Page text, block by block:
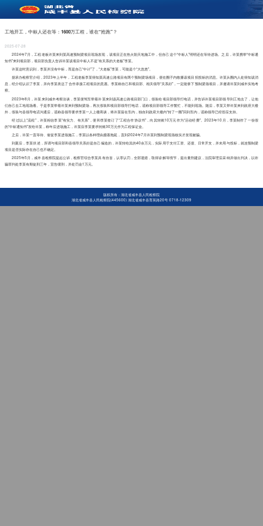
工地开工，中标人还在等：1600万工程，谁在“抢跑”？
2025-07-28
2024年7月，工程老板许某来到某高速预制梁项目现场发现，该项目正在热火朝天地施工中，但自己这个“中标人”明明还在等待进场。之后，许某携带“中标通
知书”来到项目部，项目部负责人告诉许某该项目中标人不是“有关系的大老板”李某。
许某这时意识到，李某并没有中标，而是自己“中计”了，“大老板”李某，可能是个“大忽悠”。
据承办检察官介绍，2023年上半年，工程老板李某得知某高速公路项目有两个预制梁场项目，便在圈子内散播该项目招投标的消息。许某从圈内人处得知该消
息，经介绍认识了李某，并向李某表达了合作承接工程项目的意愿。李某称自己和项目部、相关领导“关系好”，一定能拿下预制梁场项目，并邀请许某到咸丰实地考
察。
2023年8月，许某来到咸丰考察洽谈，李某便驾车带着许某来到该高速公路项目部门口，假装给项目部领导打电话，并告诉许某项目部领导到工地去了，让他
们自己去工地现场看。于是李某带着许某来到预制梁场，再次假装和项目部领导打电话，谎称项目部领导工作繁忙，不能到现场。随后，李某又带许某来到政府大楼
外，假装与县领导电话沟通后，谎称县领导要求李某一人上楼商谈，将许某留在车内，独自到政府大楼内“转了一圈”回到车内，谎称领导已经答应支持。
经过以上“流程”，许某相信李某“有实力、有关系”，便和李某签订了“工程合作协议书”，向其转账10万元作为“活动经费”。2023年10月，李某制作了一份假
的“中标通知书”发给许某，称年后进场施工，许某应李某要求转账30万元作为工程保证金。
之后，许某一直等待、催促李某进场施工，李某以各种理由搪塞拖延，直到2024年7月许某到预制梁现场核实才发现被骗。
到案后，李某供述，所谓与项目部和县领导关系好是自己编造的，许某转给其的40余万元，实际用于支付工资、还债、日常开支，并未用与投标，就连预制梁
项目是否实际存在自己也不确定。
2025年5月，咸丰县检察院提起公诉，检察官综合李某具有自首，认罪认罚，全部退赔，取得谅解等情节，提出量刑建议，法院审理后采纳并做出判决，以诈
骗罪判处李某有期徒刑三年，宣告缓刑，并处罚金1万元。
版权所有：湖北省咸丰县人民检察院
湖北省咸丰县人民检察院(445600) 湖北省咸丰县育英路20号 0718-12309